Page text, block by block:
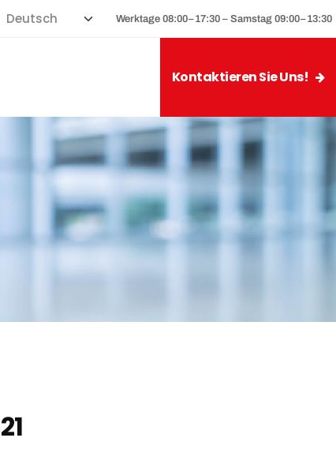
Werktage 08:00–17:30 – Samstag 09:00–13:30
Kontaktieren Sie Uns!